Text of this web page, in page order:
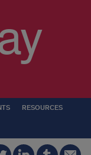
RESOURCES